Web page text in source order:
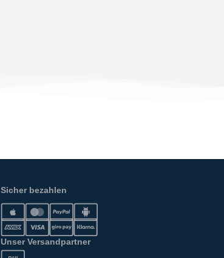
Sicher bezahlen
Unser Versandpartner